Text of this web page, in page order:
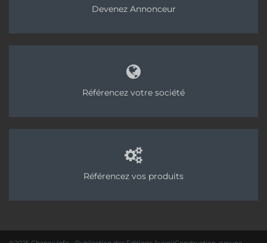
Devenez Annonceur
Référencez votre société
Référencez vos produits